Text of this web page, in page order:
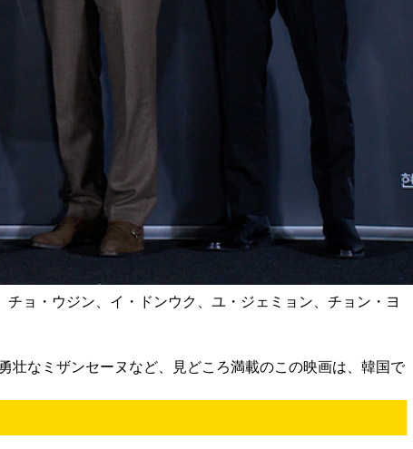
ョ・ウジン、イ・ドンウク、ユ・ジェミョン、チョン・ヨ
壮なミザンセーヌなど、見どころ満載のこの映画は、韓国で